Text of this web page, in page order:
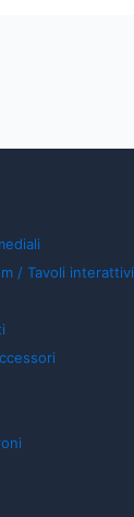
/ Tavoli interattivi